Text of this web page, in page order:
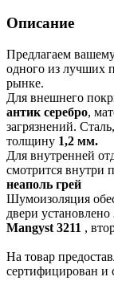
Описание
Предлагаем
одного из лучших
рынке.
Для внешнего
антик серебро,
загрязнений.
толщину 1,2 мм.
Для внутренней
смотрится внутри
неаполь грей
Шумоизоляция
двери установлено
Mangyst 3211 ,
На товар
сертифицирован и